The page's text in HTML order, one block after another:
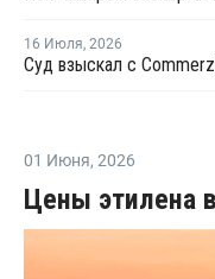
16 Июля, 2026
01 Июня, 2026
Цены этилена